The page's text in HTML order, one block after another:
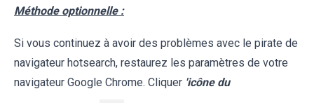
Méthode optionnelle :
Si vous continuez à avoir des problèmes avec le pirate de
navigateur hotsearch, restaurez les paramètres de votre
navigateur Google Chrome. Cliquer 'icône du